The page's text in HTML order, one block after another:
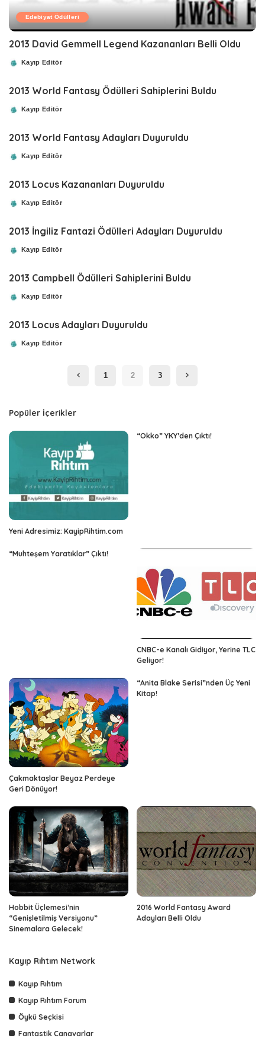
Edebiyat Ödülleri
2013 David Gemmell Legend Kazananları Belli Oldu
PostedKayıp Editör
2013 World Fantasy Ödülleri Sahiplerini Buldu
PostedKayıp Editör
2013 World Fantasy Adayları Duyuruldu
PostedKayıp Editör
2013 Locus Kazananları Duyuruldu
PostedKayıp Editör
2013 İngiliz Fantazi Ödülleri Adayları Duyuruldu
PostedKayıp Editör
2013 Campbell Ödülleri Sahiplerini Buldu
PostedKayıp Editör
2013 Locus Adayları Duyuruldu
PostedKayıp Editör
1 2 3
Popüler İçerikler
Yeni Adresimiz: KayipRihtim.com
“Okko” YKY’den Çıktı!
“Muhteşem Yaratıklar” Çıktı!
CNBC-e Kanalı Gidiyor, Yerine TLC
Geliyor!
Çakmaktaşlar Beyaz Perdeye
Geri Dönüyor!
“Anita Blake Serisi”nden Üç Yeni
Kitap!
Hobbit Üçlemesi’nin
“Genişletilmiş Versiyonu”
Sinemalara Gelecek!
2016 World Fantasy Award
Adayları Belli Oldu
Kayıp Rıhtım Network
Kayıp Rıhtım
Kayıp Rıhtım Forum
Öykü Seçkisi
Fantastik Canavarlar